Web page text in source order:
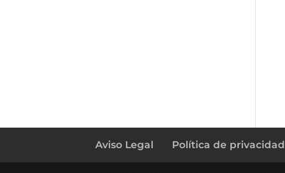
Aviso Legal Política de privacidad